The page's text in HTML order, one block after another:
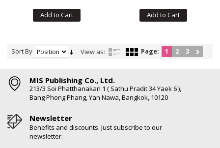
Add to Cart Add to Cart
Sort By View as: Page: 1 2 3
MIS Publishing Co., Ltd.
213/3 Soi Phatthanakan 1 ( Sathu Pradit 34 Yaek 6 ),
Bang Phong Phang, Yan Nawa, Bangkok, 10120
Newsletter
Benefits and discounts. Just subscribe to our
newsletter.